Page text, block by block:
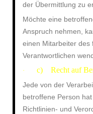
der Übermittlung zu
Möchte eine
Anspruch nehmen,
einen Mitarbeiter des
Verantwortlichen
· c) Recht auf
Jede von der
betroffene Person
Richtlinien- und